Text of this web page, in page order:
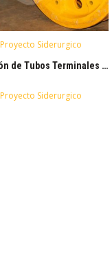
Proyecto Siderurgico
Reparación de Tubos Terminales | SIDER PERÚ
Proyecto Siderurgico